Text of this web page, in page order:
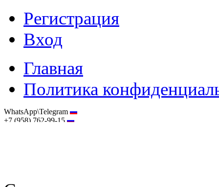
Регистрация
Вход
Главная
Политика
WhatsApp\Telegram
+7 (958) 762-99-15